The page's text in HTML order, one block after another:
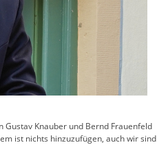
Knauber und Bernd Frauenfeld
ist nichts hinzuzufügen, auch wir sind